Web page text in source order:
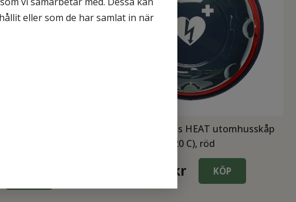
eller som de har samlat in när
Rotaid Solid Plus HEAT utomhusskåp
(-20 C), röd
kr KÖP